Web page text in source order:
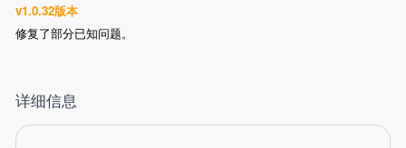
v1.0.32版本
修复了部分已知问题。
详细信息